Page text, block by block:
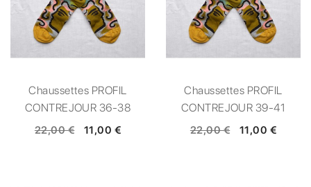
Chaussettes PROFIL
CONTREJOUR 36-38
22,00 € 11,00 €
Chaussettes PROFIL
CONTREJOUR 39-41
22,00 € 11,00 €